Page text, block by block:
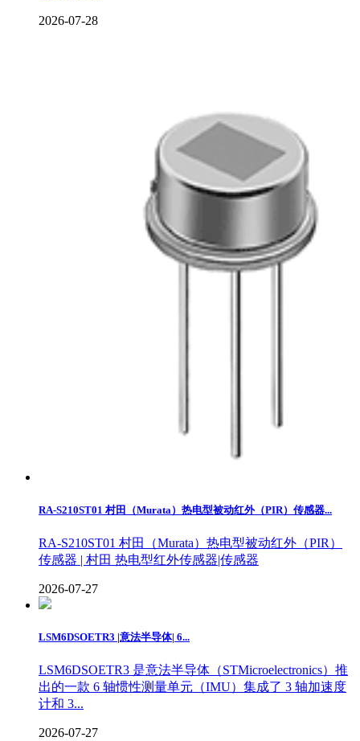
2026-07-28
RA-S210ST01 村田（Murata）热电型被动红外（PIR）传感器...
RA-S210ST01 村田（Murata）热电型被动红外（PIR）
传感器 | 村田 热电型红外传感器|传感器
2026-07-27
LSM6DSOETR3 |意法半导体| 6...
LSM6DSOETR3 是意法半导体（STMicroelectronics）推
出的一款 6 轴惯性测量单元（IMU）‌集成了 3 轴加速度
计和 3...
2026-07-27